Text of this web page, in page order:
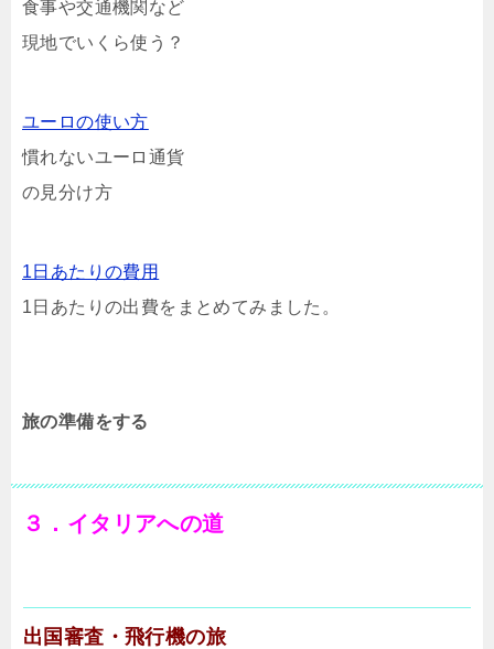
食事や交通機関など
現地でいくら使う？
ユーロの使い方
慣れないユーロ通貨
の見分け方
1日あたりの費用
1日あたりの出費をまとめてみました。
旅の準備をする
３．イタリアへの道
出国審査・飛行機の旅